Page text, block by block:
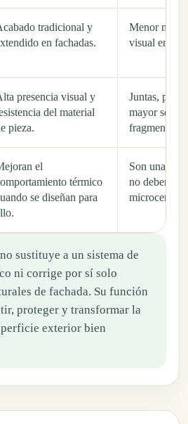
tradicional y
en fachadas.
Menor nivel
visual en
presencia visual y
del material
pieza.
Juntas, peso
mayor
el
térmico
se diseñan para
Son una
no deben
sustituye a un sistema de
ni corrige por sí solo
de fachada. Su función
proteger y transformar la
exterior bien